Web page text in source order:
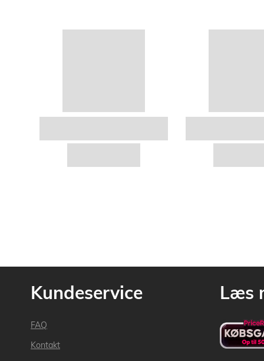
Kundeservice
FAQ
Kontakt
Læs